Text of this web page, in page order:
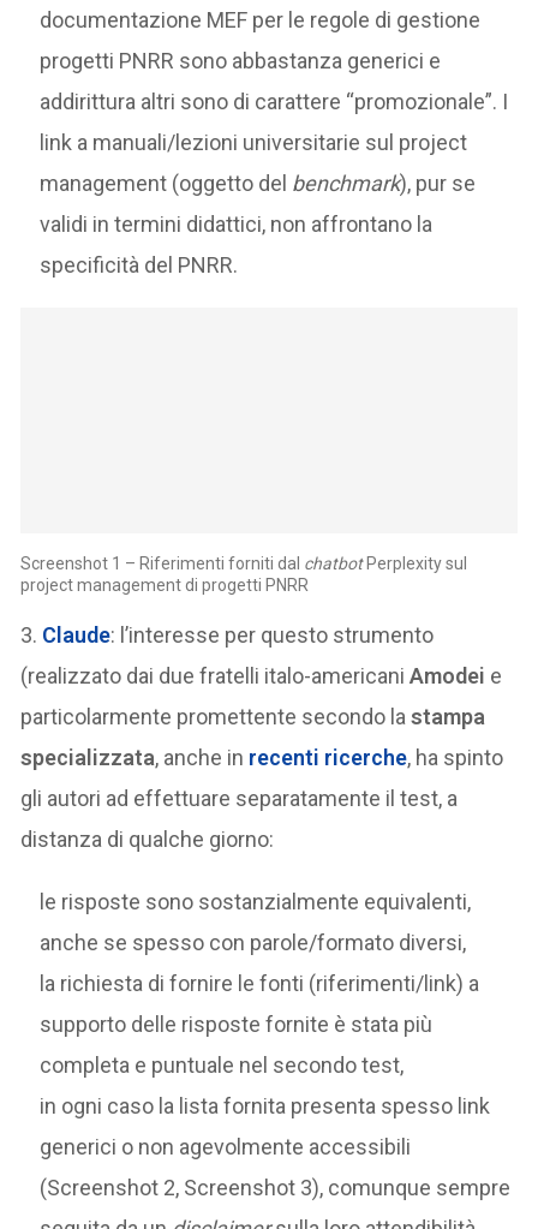
documentazione MEF per le regole di gestione
progetti PNRR sono abbastanza generici e
addirittura altri sono di carattere “promozionale”. I
link a manuali/lezioni universitarie sul project
management (oggetto del benchmark), pur se
validi in termini didattici, non affrontano la
specificità del PNRR.
Screenshot 1 – Riferimenti forniti dal chatbotPerplexity sul
project management di progetti PNRR
3. Claude: l’interesse per questo strumento
(realizzato dai due fratelli italo-americaniAmodei e
particolarmente promettente secondo lastampa
specializzata, anche in recenti ricerche, ha spinto
gli autori ad effettuare separatamente il test, a
distanza di qualche giorno:
le risposte sono sostanzialmente equivalenti,
anche se spesso con parole/formato diversi,
la richiesta di fornire le fonti (riferimenti/link) a
supporto delle risposte fornite è stata più
completa e puntuale nel secondo test,
in ogni caso la lista fornita presenta spesso link
generici o non agevolmente accessibili
(Screenshot 2, Screenshot 3), comunque sempre